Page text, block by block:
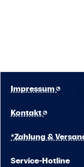
Service-Hotline
Kontakt
Impressum
*Zahlung &